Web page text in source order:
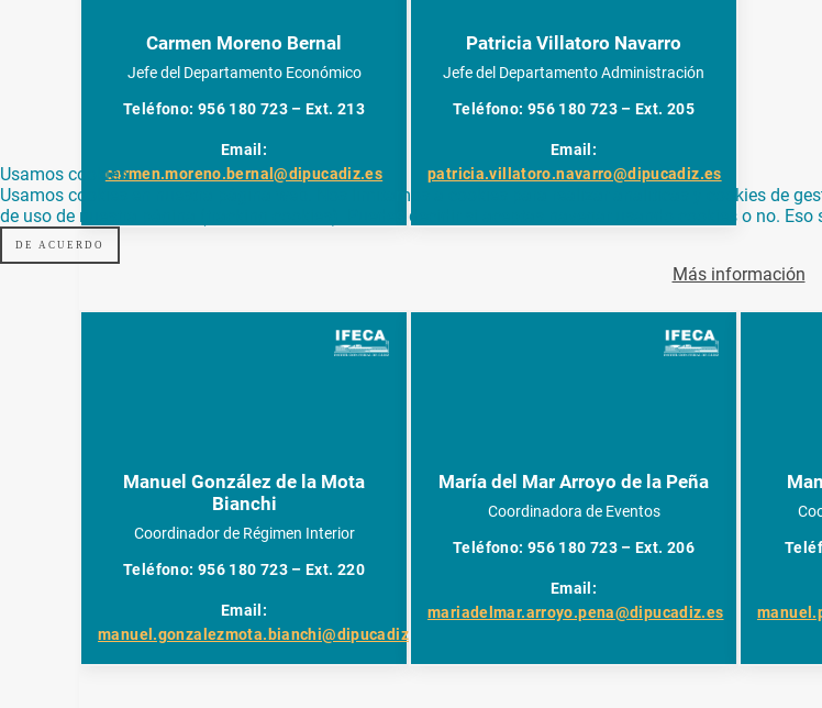
Carmen Moreno Bernal
Jefe del Departamento Económico
Teléfono: 956 180 723 – Ext. 213
Email:
carmen.moreno.bernal@dipucadiz.es
Patricia Villatoro Navarro
Jefe del Departamento Administración
Teléfono: 956 180 723 – Ext. 205
Email:
patricia.villatoro.navarro@dipucadiz.es
Manuel González de la Mota
Bianchi
Coordinador de Régimen Interior
Teléfono: 956 180 723 – Ext. 220
Email:
manuel.gonzalezmota.bianchi@dipucadiz.es
María del Mar Arroyo de la Peña
Coordinadora de Eventos
Teléfono: 956 180 723 – Ext. 206
Email:
mariadelmar.arroyo.pena@dipucadiz.es
Usamos cookies
Usamos cookies en nuestra página web. Nos limitamos a cookies para realizar analíticas y cookies de
de uso de nuestra página (tracking cookies). Puedes decidir si aceptas navegar usando cookies o no.
DE ACUERDO
Más información